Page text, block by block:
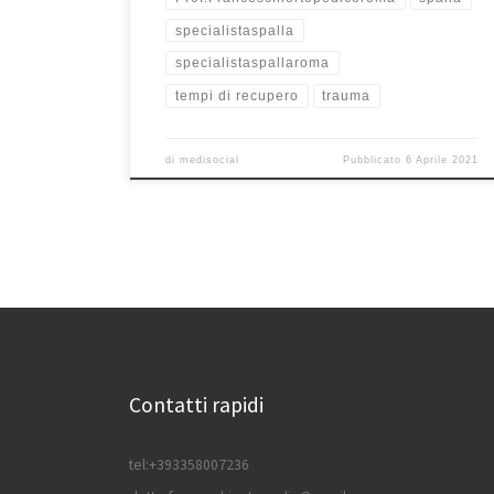
specialistaspalla
specialistaspallaroma
tempi di recupero trauma
dimedisocial Pubblicato 6 Aprile 2021
Contatti rapidi
tel:+393358007236